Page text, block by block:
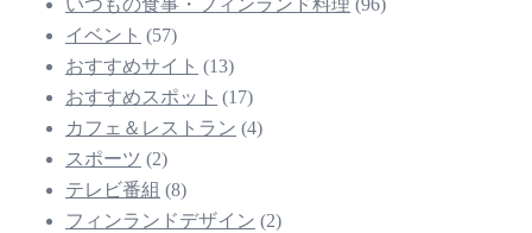
いつもの食事・フィンランド料理 (96)
イベント (57)
おすすめサイト (13)
おすすめスポット (17)
カフェ＆レストラン (4)
スポーツ (2)
テレビ番組 (8)
フィンランドデザイン (2)